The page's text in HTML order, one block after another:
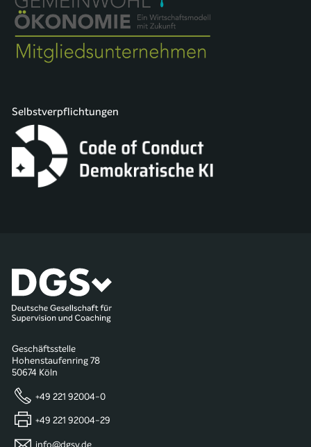
Selbstverpflichtungen
Geschäftsstelle
Hohenstaufenring 78
50674 Köln
+49 221 92004-0
+49 221 92004-29